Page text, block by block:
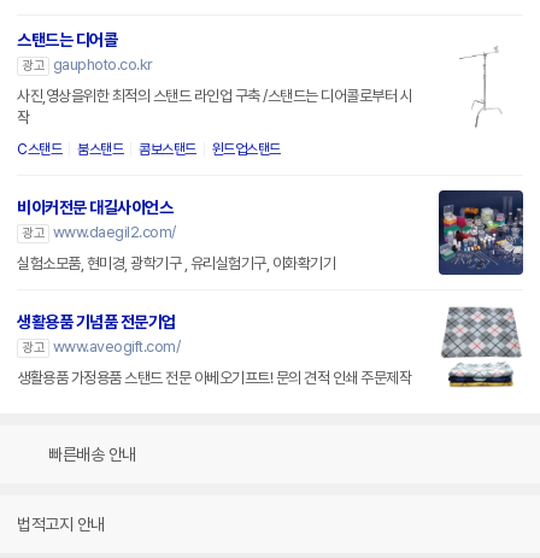
스탠드는 디어콜
광고
gauphoto.co.kr
사진,영상을위한 최적의 스탠드 라인업 구축 /스탠드는 디어콜로부터 시
작
C스탠드 붐스탠드 콤보스탠드 윈드업스탠드
비이커전문 대길사이언스
광고 www.daegil2.com/
실험소모품, 현미경, 광학기구 , 유리실험기구, 이화확기기
생활용품 기념품 전문기업
광고 www.aveogift.com/
생활용품 가정용품 스탠드 전문 아베오기프트! 문의 견적 인쇄 주문제작
빠른배송 안내
법적고지 안내